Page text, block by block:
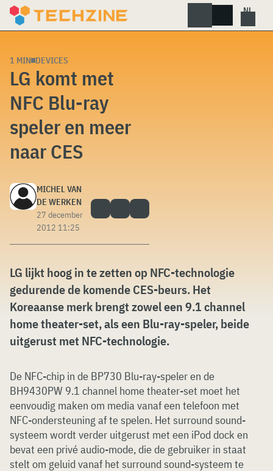
Skip
1 MIN DEVICES
LG komt met
NFC Blu-ray
speler en meer
naar CES
MICHEL VAN
DE WERKEN
27 december
2012 11:25
LG lijkt hoog in te zetten op NFC-technologie
gedurende de komende CES-beurs. Het
Koreaanse merk brengt zowel een 9.1 channel
home theater-set, als een Blu-ray-speler, beide
uitgerust met NFC-technologie.
De NFC-chip in de BP730 Blu-ray-speler en de
BH9430PW 9.1 channel home theater-set moet het
eenvoudig maken om media vanaf een telefoon met
NFC-ondersteuning af te spelen. Het surround sound-
systeem wordt verder uitgerust met een iPod dock en
bevat een privé audio-mode, die de gebruiker in staat
stelt om geluid vanaf het surround sound-systeem te